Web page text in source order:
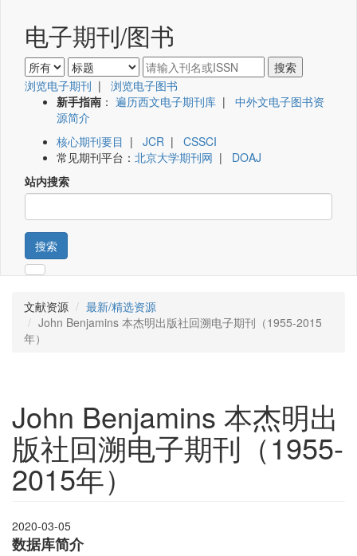
电子期刊/图书
浏览电子期刊 | 浏览电子图书
新手指南 ： 遍历西文电子期刊库 | 中外文电子图书资
源简介
核心期刊要目 | JCR | CSSCI
常见期刊平台： 北京大学期刊网 | DOAJ
站内搜索
搜索
文献资源
最新/精选资源
John Benjamins 本杰明出版社回溯电子期刊（1955-2015
年）
John Benjamins 本杰明出
版社回溯电子期刊（1955-
2015年）
2020-03-05
数据库简介